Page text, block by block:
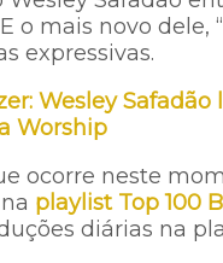
o mais novo dele, “
expressivas.
Wesley
Worship
ocorre neste
playlist Top 100
diárias na